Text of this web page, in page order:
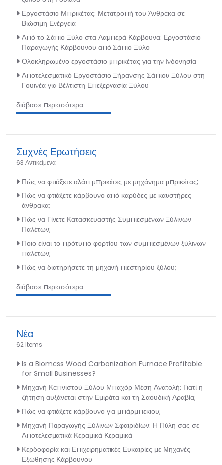
Εργοστάσιο Μπρικέτας: Μετατροπή του Άνθρακα σε
Βιώσιμη Ενέργεια
Από το Σάπιο Ξύλο στα Λαμπερά Κάρβουνα: Εργοστάσιο
Παραγωγής Κάρβουνου από Σάπιο Ξύλο
Ολοκληρωμένο εργοστάσιο μπρικέτας για την Ινδονησία
Αποτελεσματικό Εργοστάσιο Ξήρανσης Σάπιου Ξύλου στη
Γουινέα για Βέλτιστη Επεξεργασία Ξύλου
διάβασε περισσότερα
Συχνές Ερωτήσεις
63 Αντικείμενα
Πώς να φτιάξετε αλάτι μπρικέτες με μηχάνημα μπρικέτας;
Πώς να φτιάξετε κάρβουνο από καρύδες με καυστήρες
άνθρακα;
Πώς να Γίνετε Κατασκευαστής Συμπιεσμένων Ξύλινων
Παλέτων;
Ποιο είναι το πρότυπο φορτίου των συμπιεσμένων ξύλινων
παλετών;
Πώς να διατηρήσετε τη μηχανή πιεστηρίου ξύλου;
διάβασε περισσότερα
Νέα
62 Items
Is a Biomass Wood Carbonization Furnace Profitable
for Small Businesses?
Μηχανή Καπνιστού Ξύλου Μπαχόρ Μέση Ανατολή: Γιατί η
ζήτηση αυξάνεται στην Εμιράτα και τη Σαουδική Αραβία;
Πώς να φτιάξετε κάρβουνο για μπάρμπεκιου;
Μηχανή Παραγωγής Ξύλινων Σφαιριδίων: Η Πύλη σας σε
Αποτελεσματικά Κεραμικά Κεραμικά
Κερδοφορία και Επιχειρηματικές Ευκαιρίες με Μηχανές
Εξώθησης Κάρβουνου